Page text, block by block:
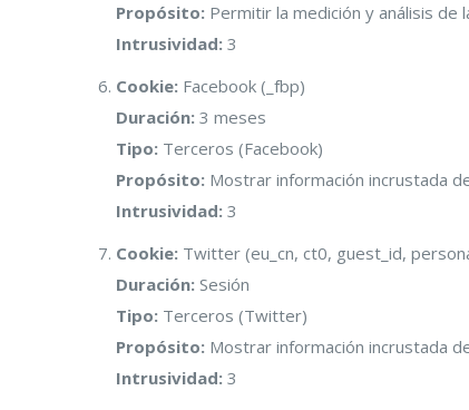
Propósito: Permitir la medición y análisis de
Intrusividad: 3
Cookie: Facebook (_fbp)
Duración: 3 meses
Tipo: Terceros (Facebook)
Propósito: Mostrar información incrustada
Intrusividad: 3
Cookie: Twitter (eu_cn, ct0, guest_id,
Duración: Sesión
Tipo: Terceros (Twitter)
Propósito: Mostrar información incrustada
Intrusividad: 3